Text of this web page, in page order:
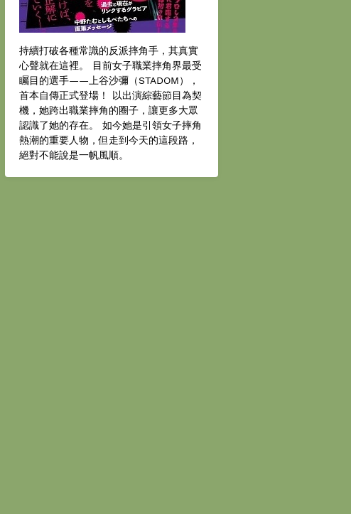
持續打破各種常識的反派摔角手，其真實
心聲就在這裡。 目前女子職業摔角界最受
矚目的選手——上谷沙彌（STADOM），
首本自傳正式登場！ 以出演綜藝節目為契
機，她跨出職業摔角的圈子，讓更多大眾
認識了她的存在。 如今她是引領女子摔角
熱潮的重要人物，但走到今天的這段路，
絕對不能說是一帆風順。